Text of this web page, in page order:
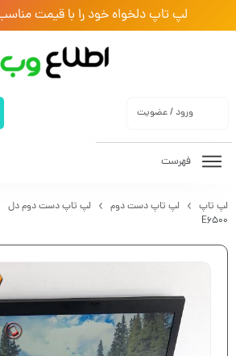
لپ تاپ دلخواه خود را با قیمت
ورود / عضویت
فهرست
لپ تاپ لپ تاپ دست دوم لپ تاپ دست دوم دل
E6500